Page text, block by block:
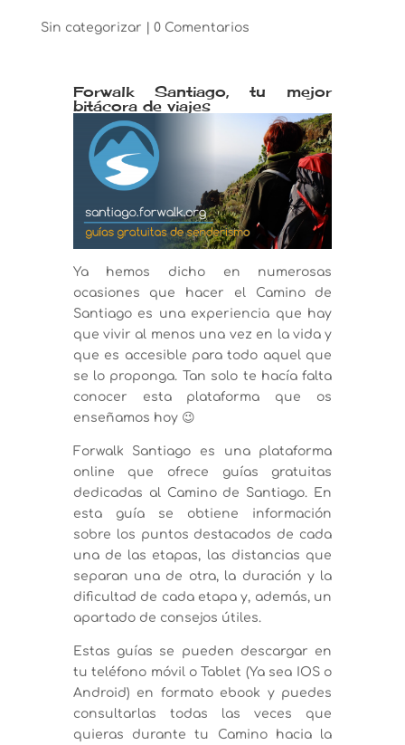
Sin categorizar 0 Comentarios
Forwalk Santiago, tu mejor
bitácora de viajes
Ya hemos dicho en numerosas
ocasiones que hacer el Camino de
Santiago es una experiencia que hay
que vivir al menos una vez en la vida y
que es accesible para todo aquel que
se lo proponga. Tan solo te hacía falta
conocer esta plataforma que os
enseñamos hoy 😉
Forwalk Santiago es una plataforma
online que ofrece guías gratuitas
dedicadas al Camino de Santiago. En
esta guía se obtiene información
sobre los puntos destacados de cada
una de las etapas, las distancias que
separan una de otra, la duración y la
dificultad de cada etapa y, además, un
apartado de consejos útiles.
Estas guías se pueden descargar en
tu teléfono móvil o Tablet (Ya sea IOS o
Android) en formato ebook y puedes
consultarlas todas las veces que
quieras durante tu Camino hacia la